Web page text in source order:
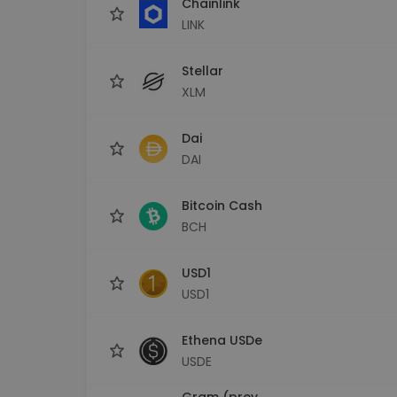
LINK
Stellar
XLM
Dai
DAI
Bitcoin Cash
BCH
USD1
USD1
Ethena USDe
USDE